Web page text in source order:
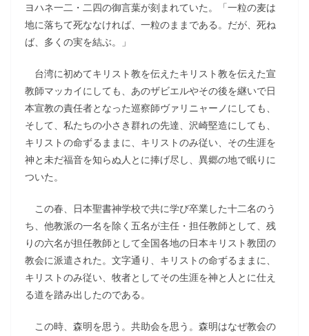
ヨハネ一二・二四の御言葉が刻まれていた。「一粒の麦は
地に落ちて死ななければ、一粒のままである。だが、死ね
ば、多くの実を結ぶ。」
台湾に初めてキリスト教を伝えたキリスト教を伝えた宣
教師マッカイにしても、あのザビエルやその後を継いで日
本宣教の責任者となった巡察師ヴァリニャーノにしても、
そして、私たちの小さき群れの先達、沢崎堅造にしても、
キリストの命ずるままに、キリストのみ従い、その生涯を
神と未だ福音を知らぬ人とに捧げ尽し、異郷の地で眠りに
ついた。
この春、日本聖書神学校で共に学び卒業した十二名のう
ち、他教派の一名を除く五名が主任・担任教師として、残
りの六名が担任教師として全国各地の日本キリスト教団の
教会に派遣された。文字通り、キリストの命ずるままに、
キリストのみ従い、牧者としてその生涯を神と人とに仕え
る道を踏み出したのである。
この時、森明を思う。共助会を思う。森明はなぜ教会の